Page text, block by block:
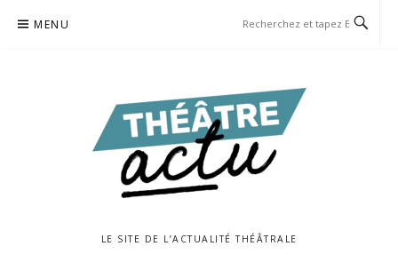
MENU
LE SITE DE L’ACTUALITÉ THÉÂTRALE